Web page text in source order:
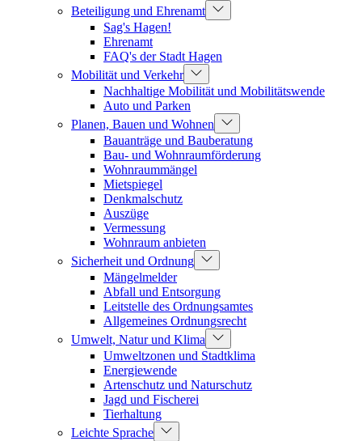
Beteiligung und Ehrenamt
Sag's Hagen!
Ehrenamt
FAQ's der Stadt Hagen
Mobilität und Verkehr
Nachhaltige Mobilität und Mobilitätswende
Auto und Parken
Planen, Bauen und Wohnen
Bauanträge und Bauberatung
Bau- und Wohnraumförderung
Wohnraummängel
Mietspiegel
Denkmalschutz
Auszüge
Vermessung
Wohnraum anbieten
Sicherheit und Ordnung
Mängelmelder
Abfall und Entsorgung
Leitstelle des Ordnungsamtes
Allgemeines Ordnungsrecht
Umwelt, Natur und Klima
Umweltzonen und Stadtklima
Energiewende
Artenschutz und Naturschutz
Jagd und Fischerei
Tierhaltung
Leichte Sprache